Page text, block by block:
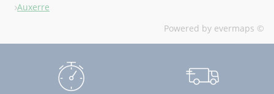
Auxerre
Powered by evermaps ©